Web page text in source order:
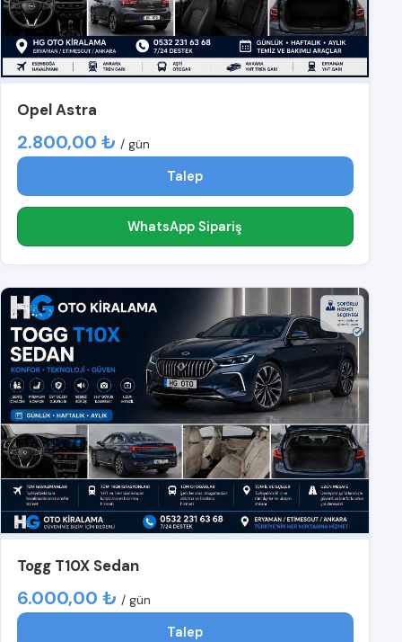
Opel Astra
2.800,00 ₺ / gün
Talep
WhatsApp Sipariş
Togg T10X Sedan
6.000,00 ₺ / gün
Talep